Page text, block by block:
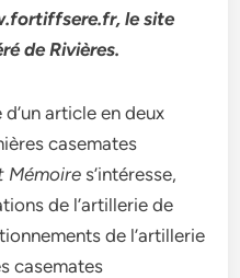
le site
de Rivières.
article en deux
casemates
Mémoire s’intéresse,
de l’artillerie de
de l’artillerie
casemates